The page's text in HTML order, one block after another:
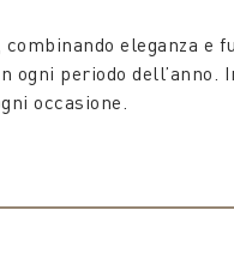
eleganza e
ogni periodo dell’anno.
occasione.